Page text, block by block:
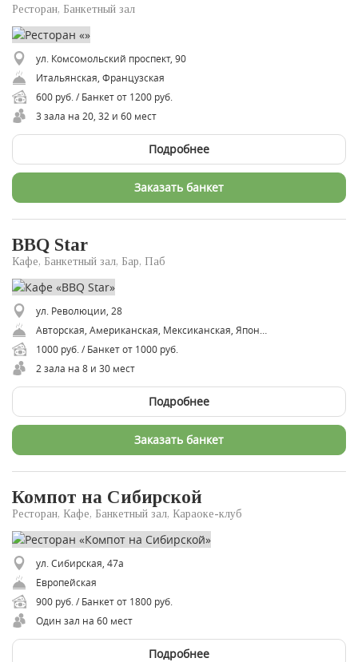
Ресторан, Банкетный зал
ул. Комсомольский проспект, 90
Итальянская, Французская
600 руб. / Банкет от 1200 руб.
3 зала на 20, 32 и 60 мест
Подробнее
Заказать банкет
BBQ Star
Кафе, Банкетный зал, Бар, Паб
ул. Революции, 28
1000 руб. / Банкет от 1000 руб.
2 зала на 8 и 30 мест
Подробнее
Заказать банкет
Компот на Сибирской
Ресторан, Кафе, Банкетный зал, Караоке-клуб
ул. Сибирская, 47а
Европейская
900 руб. / Банкет от 1800 руб.
Один зал на 60 мест
Подробнее